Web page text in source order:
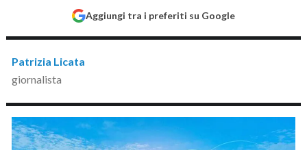
Aggiungi tra i preferiti su Google
Patrizia Licata
giornalista